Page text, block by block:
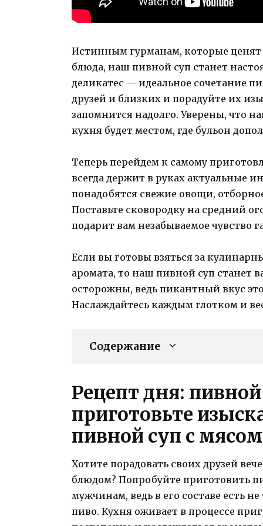
Истинным гурманам, которые ценят
блюда, наш пивной суп станет
деликатес — идеальное сочетание
друзей и близких и порадуйте их
запомнится надолго. Уверены, что
кухня будет местом, где бульон
Теперь перейдем к самому
всегда держит в руках актуальные
понадобятся свежие овощи,
Поставьте сковородку на средний
подарит вам незабываемое чувство
Если вы готовы взяться за
аромата, то наш пивной суп
осторожны, ведь пикантный вкус
Наслаждайтесь каждым глотком и
Содержание
Рецепт дня:
приготовьте
пивной суп с
Хотите порадовать своих друзей
блюдом? Попробуйте приготовить
мужчинам, ведь в его составе есть
пиво. Кухня оживает в процессе